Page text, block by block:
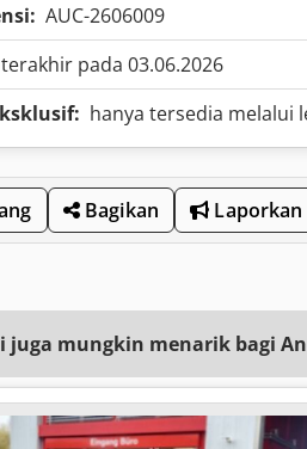
AUC-2606009
terakhir pada 03.06.2026
hanya tersedia melalui
Bagikan Laporkan
mungkin menarik bagi